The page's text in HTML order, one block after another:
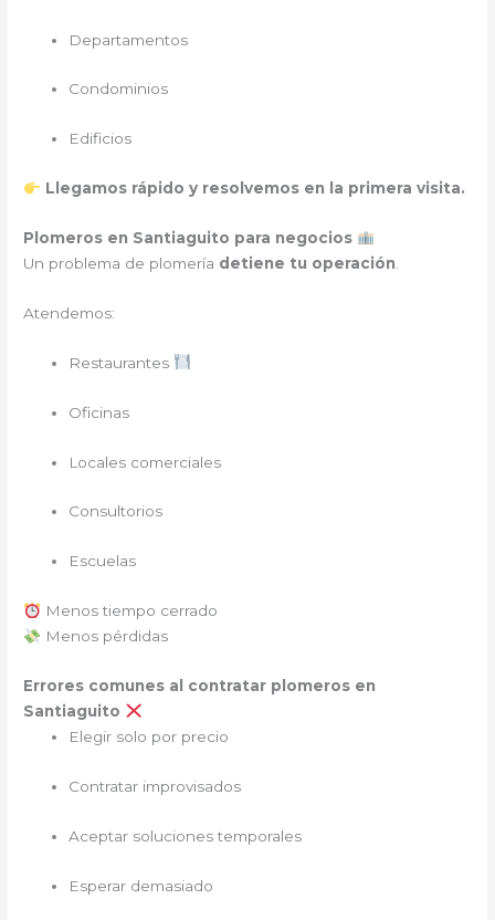
Departamentos
Condominios
Edificios
Llegamos rápido y resolvemos en la primera visita.
Plomeros en Santiaguito para negocios
Un problema de plomería detiene tu operación
Atendemos:
Restaurantes
Oficinas
Locales comerciales
Consultorios
Escuelas
Menos tiempo cerrado
Menos pérdidas
Errores comunes al contratar plomeros en
Santiaguito
Elegir solo por precio
Contratar improvisados
Aceptar soluciones temporales
Esperar demasiado